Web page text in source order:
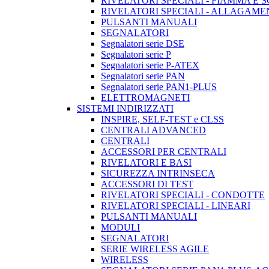
RIVELATORI SPECIALI -
PULSANTI MANUALI
SEGNALATORI
Segnalatori serie DSE
Segnalatori serie P
Segnalatori serie P-ATEX
Segnalatori serie PAN
Segnalatori serie PAN1-PLUS
ELETTROMAGNETI
SISTEMI INDIRIZZATI
INSPIRE, SELF-TEST e CLSS
CENTRALI ADVANCED
CENTRALI
ACCESSORI PER CENTRALI
RIVELATORI E BASI
SICUREZZA INTRINSECA
ACCESSORI DI TEST
RIVELATORI SPECIALI - CONDOTTE
RIVELATORI SPECIALI - LINEARI
PULSANTI MANUALI
MODULI
SEGNALATORI
SERIE WIRELESS AGILE
WIRELESS